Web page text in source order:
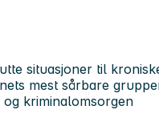
situasjoner til
mest sårbare
kriminalomsorgen